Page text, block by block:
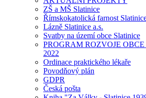
ZŠ a MŠ Slatinice
Římskokatolická farnost
Lázně Slatinice a.s.
Svatby na území obce Slatinice
PROGRAM ROZVOJE
2022
Ordinace praktického lékaře
Povodňový plán
GDPR
Česká pošta